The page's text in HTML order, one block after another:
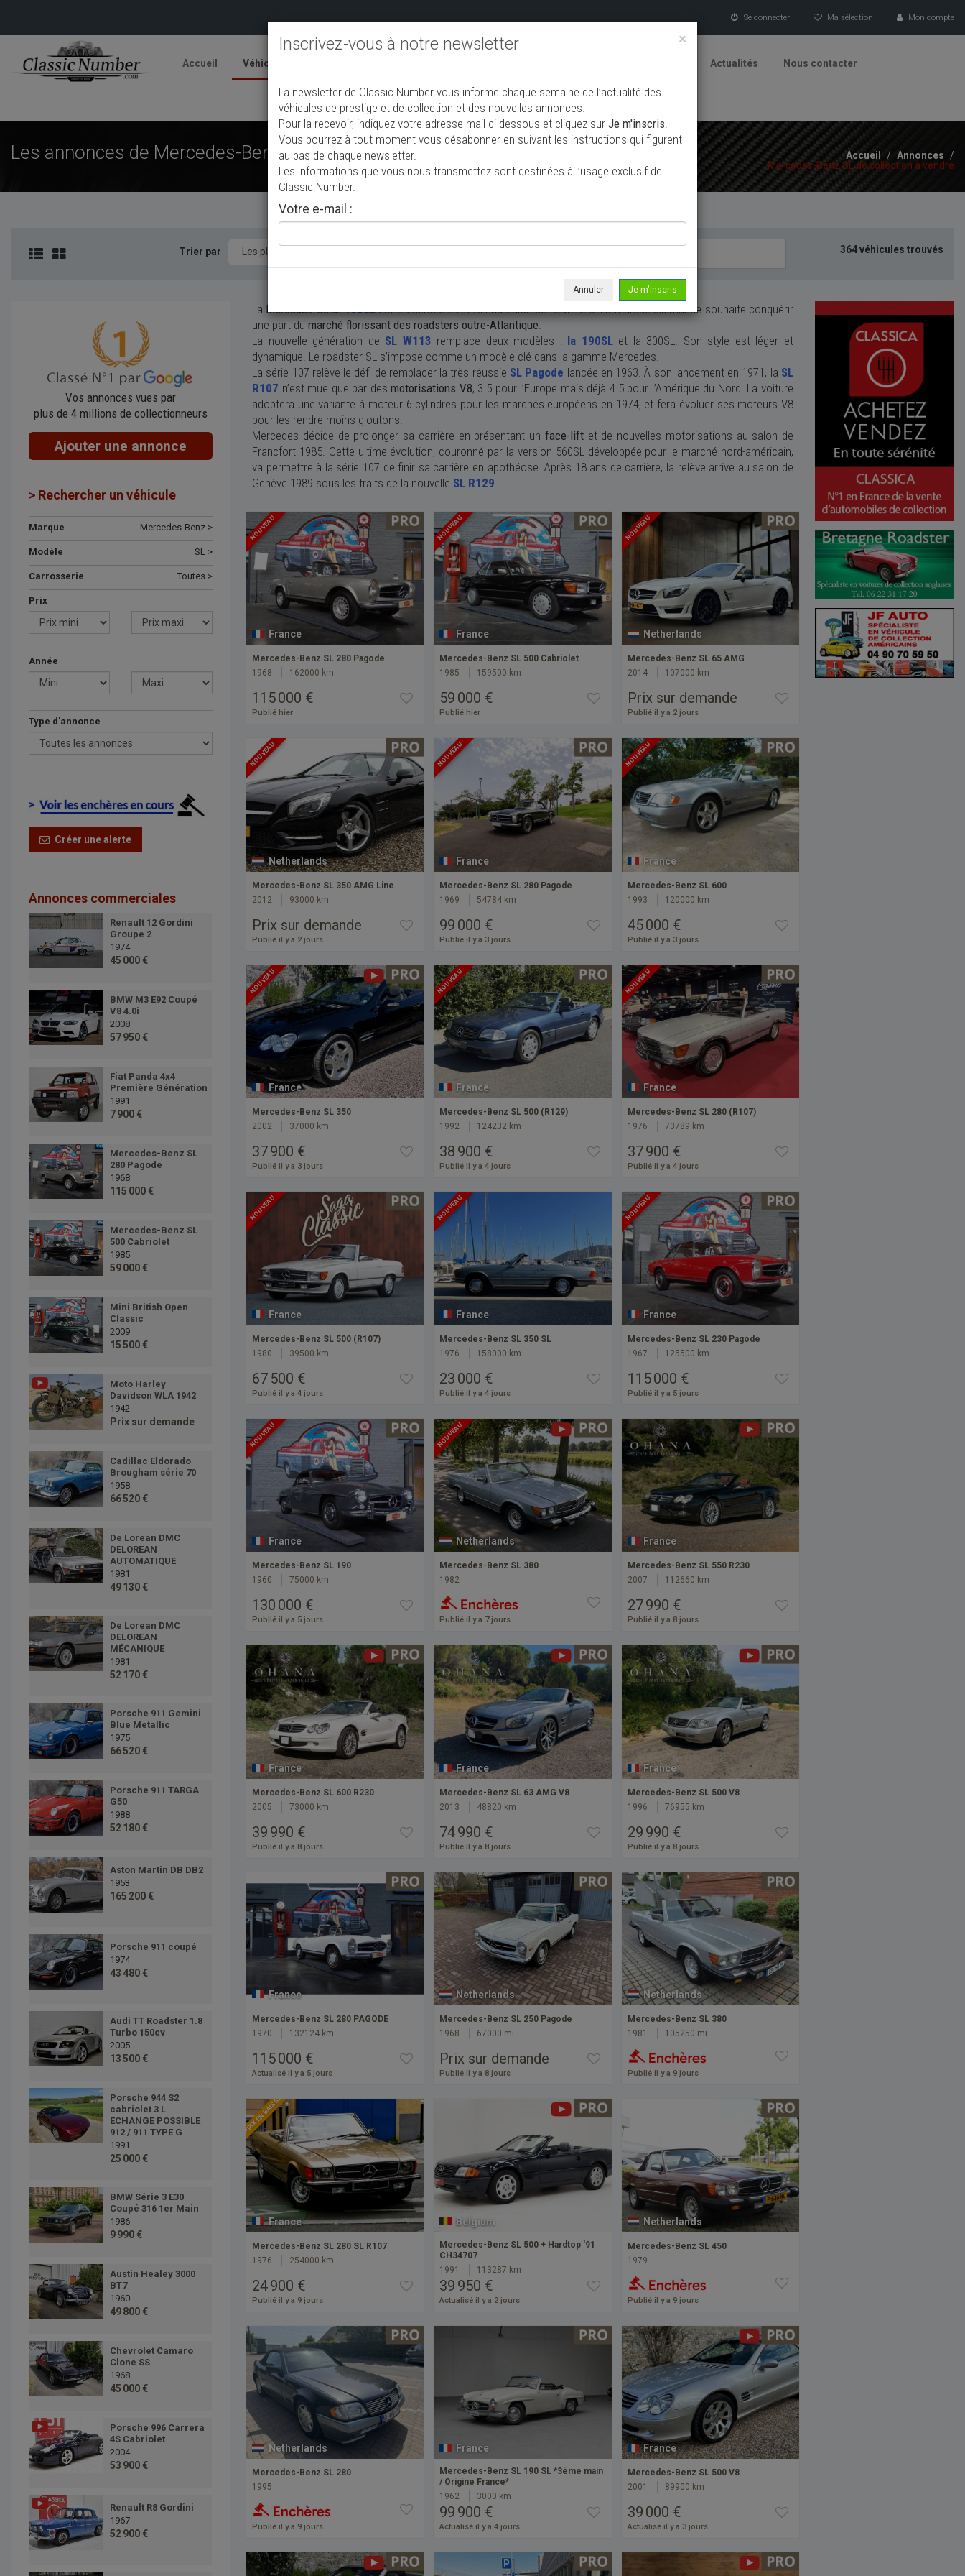
Se connecter Ma sélection Mon compte
Accueil Véhicules Actualités Nous contacter
Ajouter une annonce
Les annonces de Mercedes-Benz SL de collection à vendre Accueil / Annonces
/
Mercedes-Benz SL de collection à vendre
Trier par 364 véhicules trouvés
Vos annonces vues par
plus de 4 millions de collectionneurs
Ajouter une annonce
> Rechercher un véhicule
Marque Mercedes-Benz >
Modèle SL >
Carrosserie Toutes >
Prix
Année
Type d'annonce
Créer une alerte
Annonces commerciales
Renault 12 Gordini
Groupe 2
1974
45 000 €
BMW M3 E92 Coupé
V8 4.0i
2008
57 950 €
Fiat Panda 4x4
Première Génération
1991
7 900 €
Mercedes-Benz SL
280 Pagode
1968
115 000 €
Mercedes-Benz SL
500 Cabriolet
1985
59 000 €
Mini British Open
Classic
2009
15 500 €
Moto Harley
Davidson WLA 1942
1942
Prix sur demande
Cadillac Eldorado
Brougham série 70
1958
66 520 €
De Lorean DMC
DELOREAN
AUTOMATIQUE
1981
49 130 €
De Lorean DMC
DELOREAN
MÉCANIQUE
1981
52 170 €
Porsche 911 Gemini
Blue Metallic
1975
66 520 €
Porsche 911 TARGA
G50
1988
52 180 €
Aston Martin DB DB2
1953
165 200 €
Porsche 911 coupé
1974
43 480 €
Audi TT Roadster 1.8
Turbo 150cv
2005
13 500 €
Porsche 944 S2
cabriolet 3 L
ECHANGE POSSIBLE
912 / 911 TYPE G
1991
25 000 €
BMW Série 3 E30
Coupé 316 1er Main
1986
9 990 €
Austin Healey 3000
BT7
1960
49 800 €
Chevrolet Camaro
Clone SS
1968
45 000 €
Porsche 996 Carrera
4S Cabriolet
2004
53 900 €
Renault R8 Gordini
1967
52 900 €
La Mercedes-Benz 190SLest présentée en 1954 au salon de New York. La marque allemande souhaite conquérir
une part du marché florissant des roadsters outre-Atlantique.
La nouvelle génération de SL W113 remplace deux modèles : la 190SLet la 300SL. Son style est léger et
dynamique. Le roadster SL s’impose comme un modèle clé dans la gamme Mercedes.
La série 107 relève le défi de remplacer la très réussie SL Pagode lancée en 1963. À son lancement en 1971, la SL
R107 n’est mue que par desmotorisations V8, 3.5 pour l’Europe mais déjà 4.5 pour l’Amérique du Nord. La voiture
adoptera une variante à moteur 6 cylindres pour les marchés européens en 1974, et fera évoluer ses moteurs V8
pour les rendre moins gloutons.
Mercedes décide de prolonger sa carrière en présentant un face-liftet de nouvelles motorisations au salon de
Francfort 1985. Cette ultime évolution, couronné par la version 560SL développée pour le marché nord-américain,
va permettre à la série 107 de finir sa carrière en apothéose. Après 18 ans de carrière, la relève arrive au salon de
Genève 1989 sous les traits de la nouvelle SL R129.
NOUVEAU
France
Mercedes-Benz SL 280 Pagode
1968
162000 km
115 000 €
Publié hier
NOUVEAU
France
Mercedes-Benz SL 500 Cabriolet
1985
159500 km
59 000 €
Publié hier
NOUVEAU
Netherlands
Mercedes-Benz SL 65 AMG
2014
107000 km
Prix sur demande
Publié il y a 2 jours
NOUVEAU
Netherlands
Mercedes-Benz SL 350 AMG Line
2012
93000 km
Prix sur demande
Publié il y a 2 jours
NOUVEAU
France
Mercedes-Benz SL 280 Pagode
1969
54784 km
99 000 €
Publié il y a 3 jours
NOUVEAU
France
Mercedes-Benz SL 600
1993
120000 km
45 000 €
Publié il y a 3 jours
NOUVEAU
France
Mercedes-Benz SL 350
2002
37000 km
37 900 €
Publié il y a 3 jours
NOUVEAU
France
Mercedes-Benz SL 500 (R129)
1992
124232 km
38 900 €
Publié il y a 4 jours
NOUVEAU
France
Mercedes-Benz SL 280 (R107)
1976
73789 km
37 900 €
Publié il y a 4 jours
NOUVEAU
France
Mercedes-Benz SL 500 (R107)
1980
39500 km
67 500 €
Publié il y a 4 jours
NOUVEAU
France
Mercedes-Benz SL 350 SL
1976
158000 km
23 000 €
Publié il y a 4 jours
NOUVEAU
France
Mercedes-Benz SL 230 Pagode
1967
125500 km
115 000 €
Publié il y a 5 jours
NOUVEAU
France
Mercedes-Benz SL 190
1960
75000 km
130 000 €
Publié il y a 5 jours
NOUVEAU
Netherlands
Mercedes-Benz SL 380
1982
Publié il y a 7 jours
France
Mercedes-Benz SL 550 R230
2007
112660 km
27 990 €
Publié il y a 8 jours
France
Mercedes-Benz SL 600 R230
2005
73000 km
39 990 €
Publié il y a 8 jours
France
Mercedes-Benz SL 63 AMG V8
2013
48820 km
74 990 €
Publié il y a 8 jours
France
Mercedes-Benz SL 500 V8
1996
76955 km
29 990 €
Publié il y a 8 jours
France
Mercedes-Benz SL 280 PAGODE
1970
132124 km
115 000 €
Actualisé il y a 5 jours
Netherlands
Mercedes-Benz SL 250 Pagode
1968
67000 mi
Prix sur demande
Publié il y a 8 jours
Netherlands
Mercedes-Benz SL 380
1981
105250 mi
Publié il y a 9 jours
PRIX EN BAISSE
France
Mercedes-Benz SL 280 SL R107
1976
254000 km
24 900 €
Publié il y a 9 jours
Belgium
Mercedes-Benz SL 500 + Hardtop '91
CH34707
1991
113287 km
39 950 €
Actualisé il y a 2 jours
Netherlands
Mercedes-Benz SL 450
1979
Publié il y a 9 jours
Netherlands
Mercedes-Benz SL 280
1995
Publié il y a 9 jours
France
Mercedes-Benz SL 190 SL *3ème main
/ Origine France*
1962
3000 km
99 900 €
Actualisé il y a 4 jours
France
Mercedes-Benz SL 500 V8
2001
89900 km
39 000 €
Actualisé il y a 3 jours
×
Inscrivez-vous à notre newsletter
La newsletter de Classic Number vous informe chaque semaine de l’actualité des
véhicules de prestige et de collection et des nouvelles annonces.
Pour la recevoir, indiquez votre adresse mail ci-dessous et cliquez sur Je m'inscris.
Vous pourrez à tout moment vous désabonner en suivant les instructions qui figurent
au bas de chaque newsletter.
Les informations que vous nous transmettez sont destinées à l’usage exclusif de
Classic Number.
Votre e-mail :
Annuler Je m'inscris